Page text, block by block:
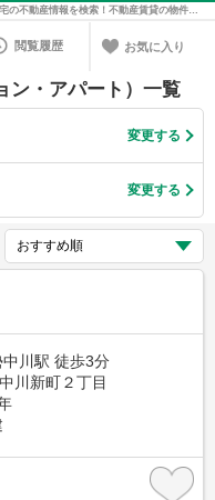
松阪市（三重県）の賃貸マンション・賃貸アパート・賃貸住宅の不動産情報を検索！不動産賃貸の物件探しは、お部屋探しのエイブル
閲覧履歴 お気に入り
ン・アパート）一覧
変更する
変更する
川駅 徒歩3分
川新町２丁目